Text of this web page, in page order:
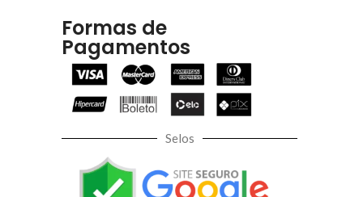
Formas de
Pagamentos
Selos